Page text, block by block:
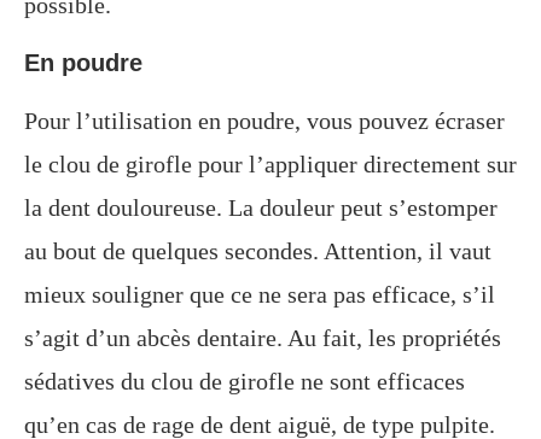
En poudre
Pour l’utilisation en poudre, vous pouvez écraser
le clou de girofle pour l’appliquer directement sur
la dent douloureuse. La douleur peut s’estomper
au bout de quelques secondes. Attention, il vaut
mieux souligner que ce ne sera pas efficace, s’il
s’agit d’un abcès dentaire. Au fait, les propriétés
sédatives du clou de girofle ne sont efficaces
qu’en cas de rage de dent aiguë, de type pulpite.